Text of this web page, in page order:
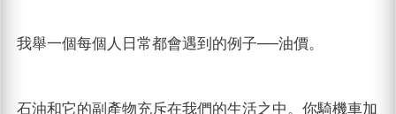
我舉一個每個人日常都會遇到的例子──油價。
石油和它的副產物充斥在我們的生活之中。你騎機車加